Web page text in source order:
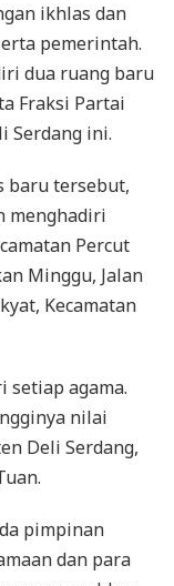
ikhlas dan
pemerintah.
dua ruang baru
Fraksi Partai
Serdang ini.
baru tersebut,
menghadiri
Percut
Minggu, Jalan
Kecamatan
setiap agama.
nilai
Deli Serdang,
pimpinan
dan para